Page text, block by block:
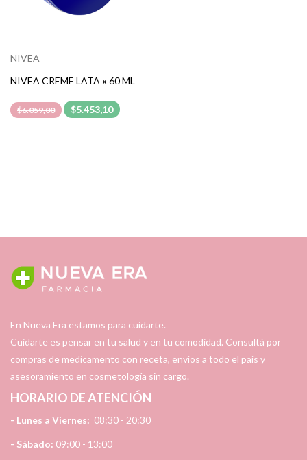
NIVEA
NIVEA CREME LATA x 60 ML
$6.059,00 $5.453,10
En Nueva Era estamos para cuidarte.
Cuidarte es pensar en tu salud y en tu comodidad. Consultá por
compras de medicamento con receta, envíos a todo el país y
asesoramiento en cosmetología sin cargo.
HORARIO DE ATENCIÓN
- Lunes a Viernes: 08:30 - 20:30
- Sábado: 09:00 - 13:00